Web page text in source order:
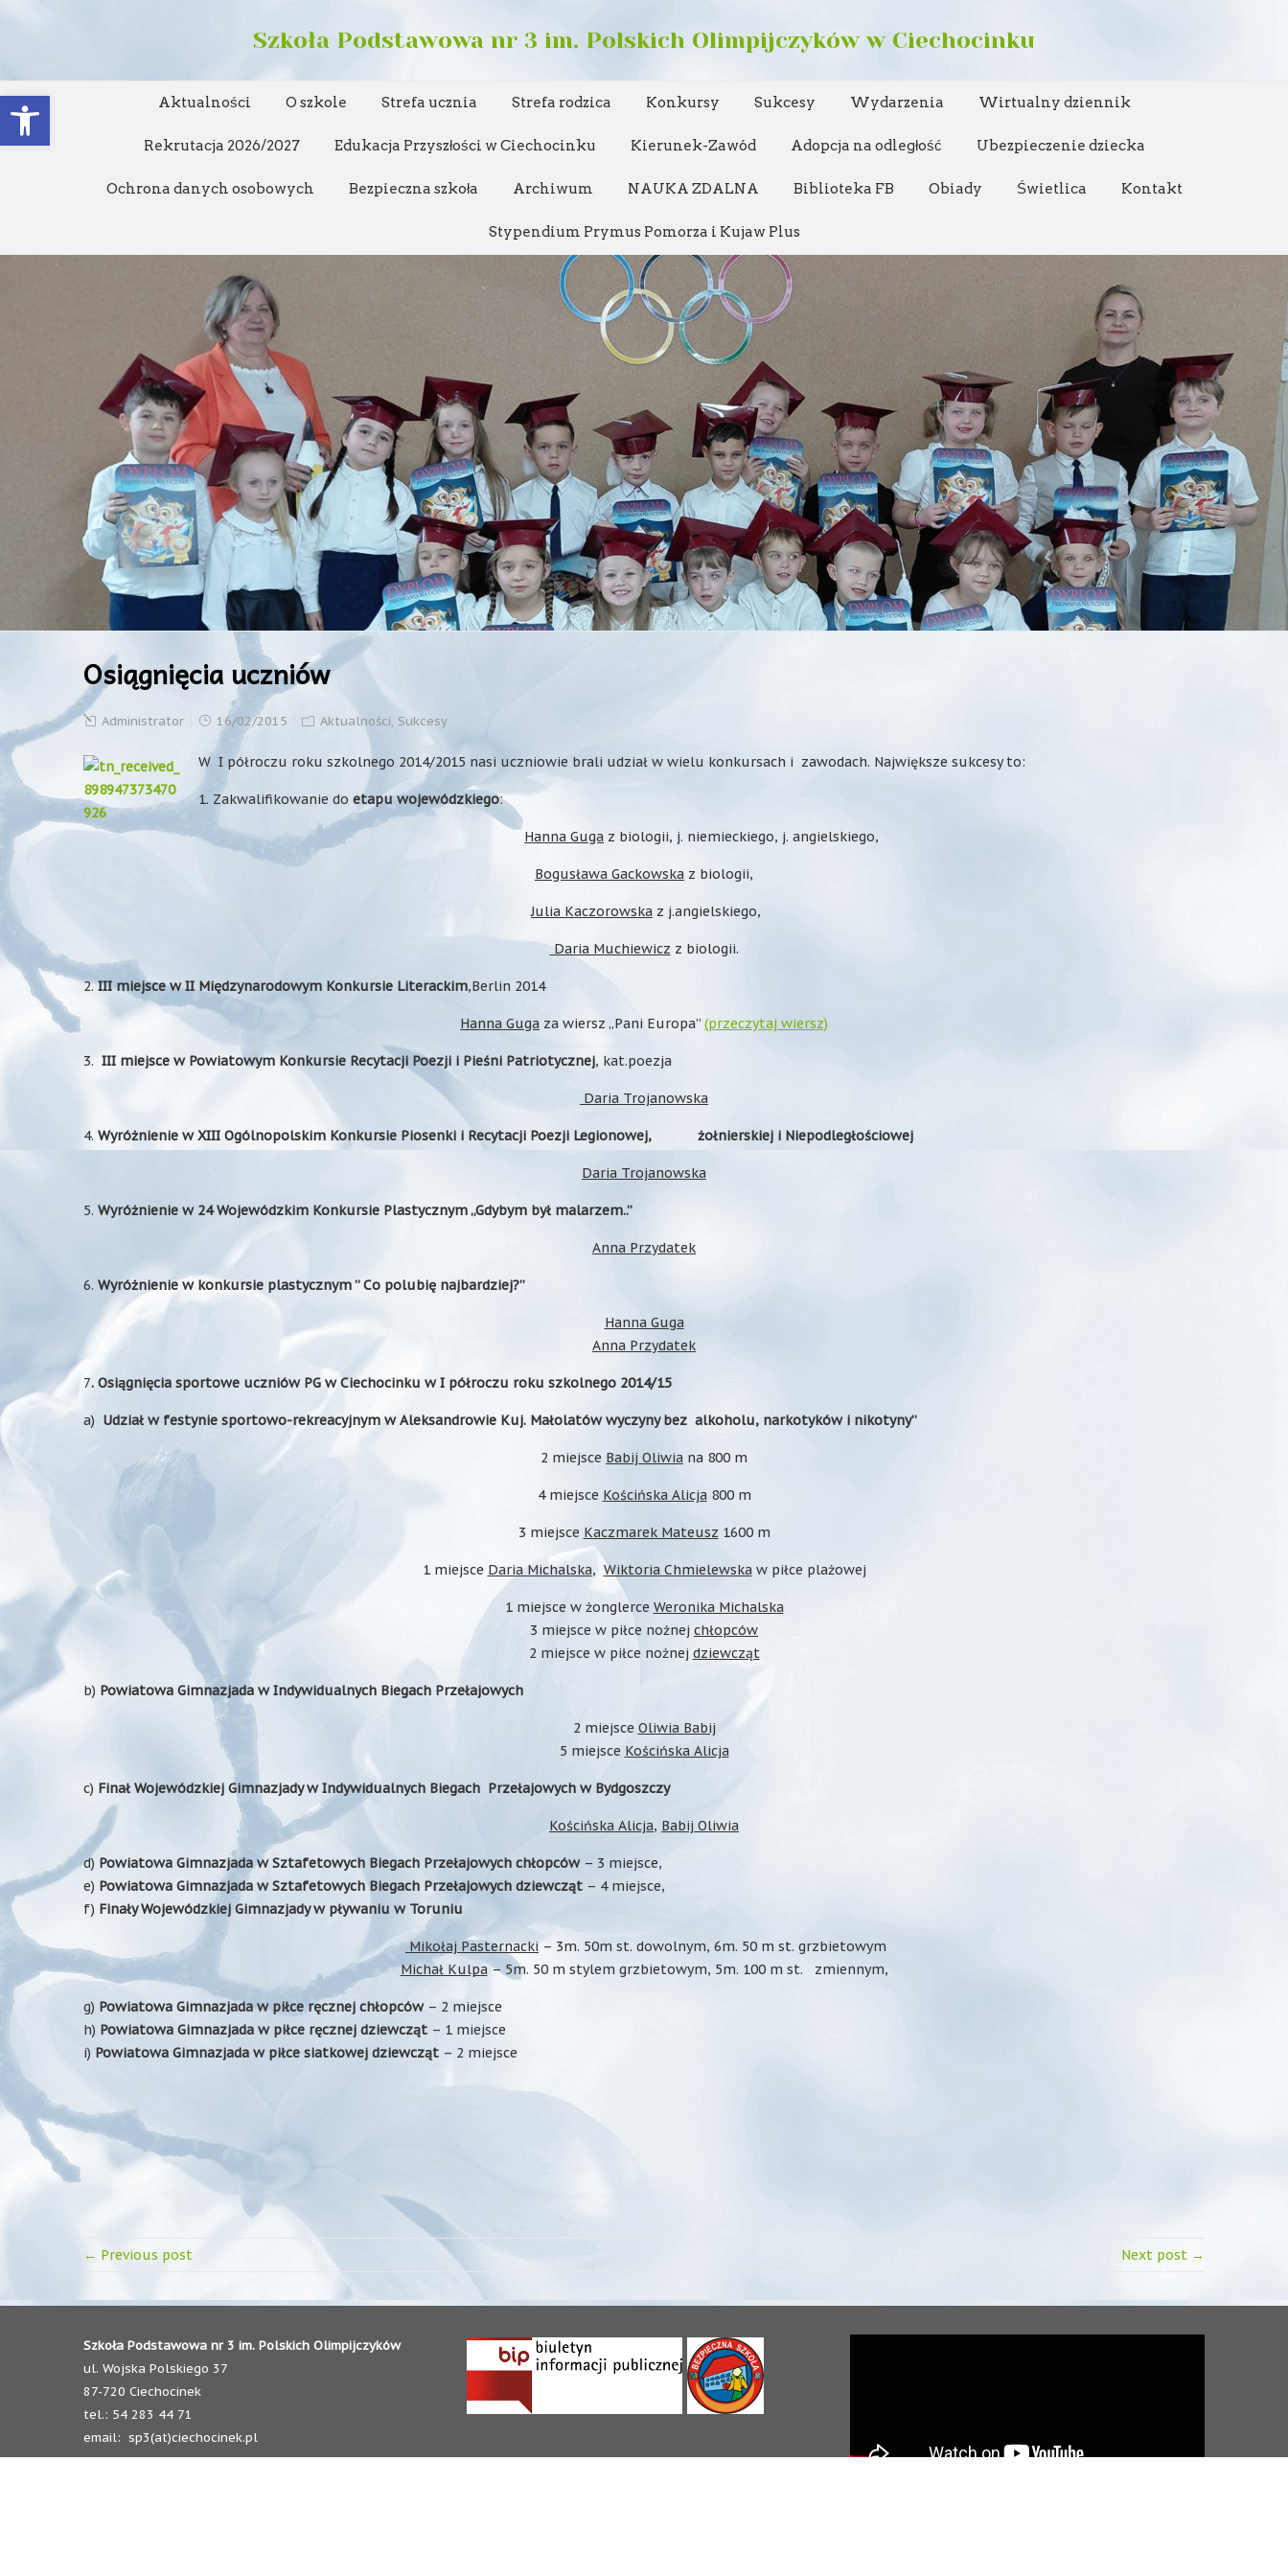
Open toolbar
Szkoła Podstawowa nr 3 im. Polskich Olimpijczyków w Ciechocinku
Aktualności O szkole Strefa ucznia Strefa rodzica Konkursy Sukcesy Wydarzenia Wirtualny dziennik
Rekrutacja 2026/2027 Edukacja Przyszłości w Ciechocinku Kierunek-Zawód Adopcja na odległość Ubezpieczenie dziecka
Ochrona danych osobowych Bezpieczna szkoła Archiwum NAUKA ZDALNA Biblioteka FB Obiady Świetlica Kontakt
Stypendium Prymus Pomorza i Kujaw Plus
Osiągnięcia uczniów
Administrator 16/02/2015 Aktualności, Sukcesy
W I półroczu roku szkolnego 2014/2015 nasi uczniowie brali udział w wielu konkursach i zawodach. Największe sukcesy to:
1. Zakwalifikowanie do etapu wojewódzkiego:
Hanna Guga z biologii, j. niemieckiego, j. angielskiego,
Bogusława Gackowska z biologii,
Julia Kaczorowska z j.angielskiego,
Daria Muchiewicz z biologii.
2.III miejsce w II Międzynarodowym Konkursie Literackim,Berlin 2014
Hanna Guga za wiersz „Pani Europa” (przeczytaj wiersz)
3. III miejsce w Powiatowym Konkursie Recytacji Poezji i Pieśni Patriotycznej, kat.poezja
Daria Trojanowska
4. Wyróżnienie w XIII Ogólnopolskim Konkursie Piosenki i Recytacji Poezji Legionowej, żołnierskiej i Niepodległościowej
Daria Trojanowska
5. Wyróżnienie w 24 Wojewódzkim Konkursie Plastycznym „Gdybym był malarzem..”
Anna Przydatek
6. Wyróżnienie w konkursie plastycznym ” Co polubię najbardziej?”
Hanna Guga
Anna Przydatek
7. Osiągnięcia sportowe uczniów PG w Ciechocinku w I półroczu roku szkolnego 2014/15
a) Udział w festynie sportowo-rekreacyjnym w Aleksandrowie Kuj. Małolatów wyczyny bez alkoholu, narkotyków i nikotyny”
2 miejsce Babij Oliwia na 800 m
4 miejsce Kościńska Alicja800 m
3 miejsce Kaczmarek Mateusz 1600 m
1 miejsce Daria Michalska, Wiktoria Chmielewskaw piłce plażowej
1 miejsce w żonglerce Weronika Michalska
3 miejsce w piłce nożnej chłopców
2 miejsce w piłce nożnej dziewcząt
b) Powiatowa Gimnazjada w Indywidualnych Biegach Przełajowych
2 miejsce Oliwia Babij
5 miejsce Kościńska Alicja
c) Finał Wojewódzkiej Gimnazjady w Indywidualnych Biegach Przełajowych w Bydgoszczy
Kościńska Alicja, Babij Oliwia
d) Powiatowa Gimnazjada w Sztafetowych Biegach Przełajowych chłopców– 3 miejsce,
e) Powiatowa Gimnazjada w Sztafetowych Biegach Przełajowych dziewcząt – 4 miejsce,
f) Finały Wojewódzkiej Gimnazjady w pływaniu w Toruniu
Mikołaj Pasternacki – 3m. 50m st. dowolnym, 6m. 50 m st. grzbietowym
Michał Kulpa– 5m. 50 m stylem grzbietowym, 5m. 100 m st. zmiennym,
g) Powiatowa Gimnazjada w piłce ręcznej chłopców– 2 miejsce
h) Powiatowa Gimnazjada w piłce ręcznej dziewcząt – 1 miejsce
i) Powiatowa Gimnazjada w piłce siatkowej dziewcząt – 2 miejsce
← Previous post Next post →
Szkoła Podstawowa nr 3 im. Polskich Olimpijczyków
ul. Wojska Polskiego 37
87-720 Ciechocinek
tel.: 54 283 44 71
email: sp3(at)ciechocinek.pl